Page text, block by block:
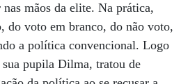
mãos da elite. Na prática,
do voto em branco, do não voto,
a política convencional. Logo
pupila Dilma, tratou de